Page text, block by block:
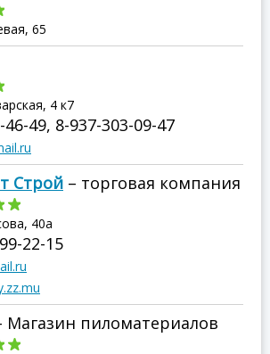
65
4 к7
46-49, 8-937-303-09-47
Строй – торговая компания
40а
22-15
Магазин пиломатериалов